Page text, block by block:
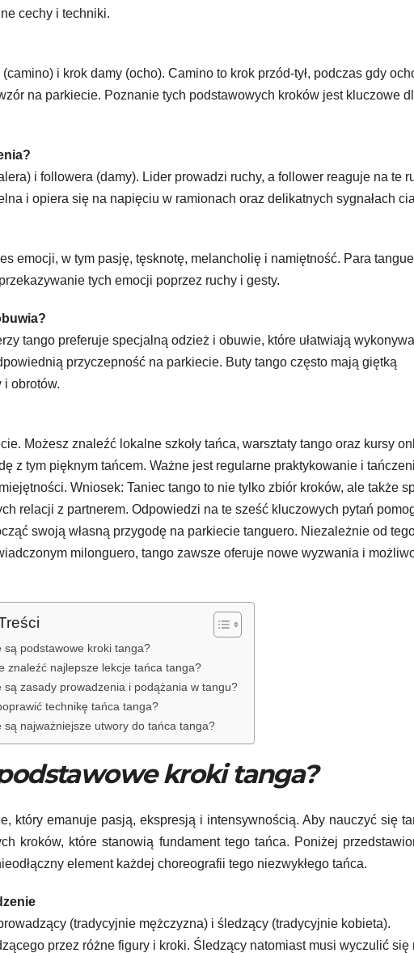
cechy i techniki.
i krok damy (ocho). Camino to krok przód-tył, podczas gdy
na parkiecie. Poznanie tych podstawowych kroków jest kluczowe
i followera (damy). Lider prowadzi ruchy, a follower reaguje na te
i opiera się na napięciu w ramionach oraz delikatnych sygnałach
emocji, w tym pasję, tęsknotę, melancholię i namiętność. Para
tych emocji poprzez ruchy i gesty.
tango preferuje specjalną odzież i obuwie, które ułatwiają
przyczepność na parkiecie. Buty tango często mają giętką
obrotów.
Możesz znaleźć lokalne szkoły tańca, warsztaty tango oraz kursy
z tym pięknym tańcem. Ważne jest regularne praktykowanie i
Wniosek: Taniec tango to nie tylko zbiór kroków, ale także
relacji z partnerem. Odpowiedzi na te sześć kluczowych pytań
swoją własną przygodę na parkiecie tanguero. Niezależnie od
milonguero, tango zawsze oferuje nowe wyzwania i
są podstawowe kroki tanga?
znaleźć najlepsze lekcje tańca tanga?
są zasady prowadzenia i podążania w tangu?
technikę tańca tanga?
są najważniejsze utwory do tańca tanga?
kroki tanga?
który emanuje pasją, ekspresją i intensywnością. Aby nauczyć się
kroków, które stanowią fundament tego tańca. Poniżej
element każdej choreografii tego niezwykłego tańca.
(tradycyjnie mężczyzna) i śledzący (tradycyjnie kobieta).
przez różne figury i kroki. Śledzący natomiast musi wyczulić się